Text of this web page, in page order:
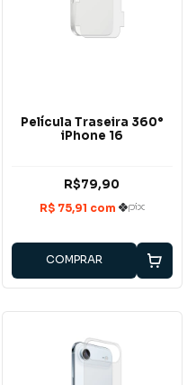
Película Traseira 360°
iPhone 16
R$79,90
COMPRAR